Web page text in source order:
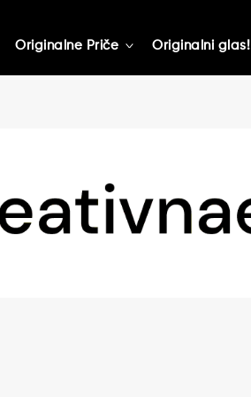
Originalne Priče toggle
Originalni glas!